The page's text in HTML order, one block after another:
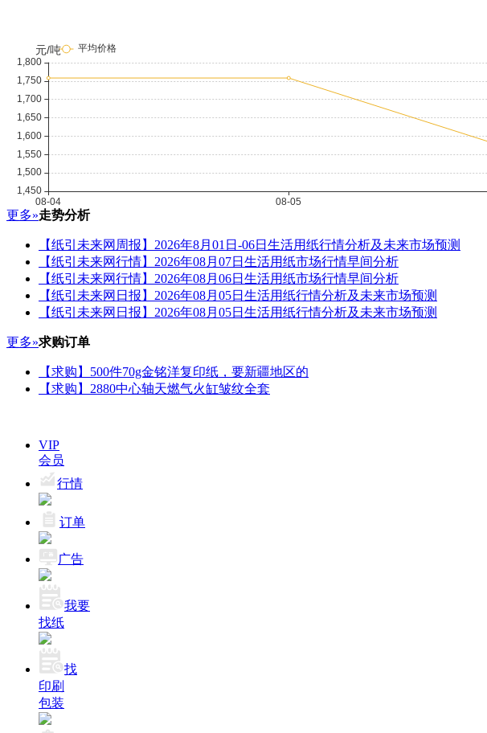
更多»走势分析
【纸引未来网周报】2026年8月01日-06日生活用纸行情分析及未来市场预测
【纸引未来网行情】2026年08月07日生活用纸市场行情早间分析
【纸引未来网行情】2026年08月06日生活用纸市场行情早间分析
【纸引未来网日报】2026年08月05日生活用纸行情分析及未来市场预测
【纸引未来网日报】2026年08月05日生活用纸行情分析及未来市场预测
更多»求购订单
【求购】500件70g金铭洋复印纸，要新疆地区的
【求购】2880中心轴天燃气火缸皱纹全套
VIP
会员
行情
订单
广告
我要
找纸
找
印刷
包装